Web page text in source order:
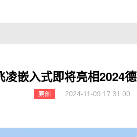
凌嵌入式即将亮相2024
原创 2024-11-09 17:31:00